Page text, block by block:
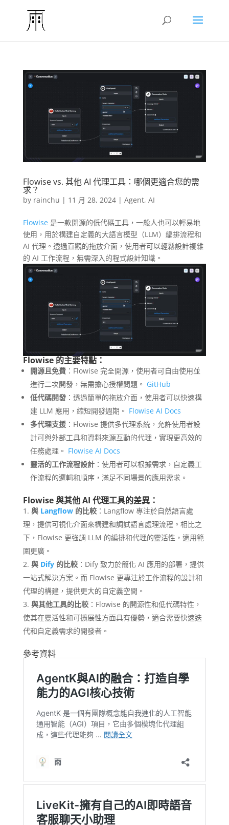
Flowise vs. 其他 AI 代理工具：哪個更適合您的需
求？
by rainchu | 11 月 28, 2024| Agent, AI
Flowise 是一款開源的低代碼工具，一般人也可以輕易地
使用，用於構建自定義的大語言模型（LLM）編排流程和
AI 代理。透過直觀的拖放介面，使用者可以輕鬆設計複雜
的 AI 工作流程，無需深入的程式設計知識。
Flowise 的主要特點：
開源且免費：Flowise 完全開源，使用者可自由使用並
進行二次開發，無需擔心授權問題。 GitHub
低代碼開發：透過簡單的拖放介面，使用者可以快速構
建 LLM 應用，縮短開發週期。 Flowise AI Docs
多代理支援：Flowise 提供多代理系統，允許使用者設
計可與外部工具和資料來源互動的代理，實現更高效的
任務處理。 Flowise AI Docs
靈活的工作流程設計：使用者可以根據需求，自定義工
作流程的邏輯和順序，滿足不同場景的應用需求。
Flowise 與其他 AI 代理工具的差異：
與 Langflow 的比較：Langflow 專注於自然語言處
理，提供可視化介面來構建和調試語言處理流程。相比之
下，Flowise 更強調 LLM 的編排和代理的靈活性，適用範
圍更廣。
與 Dify 的比較：Dify 致力於簡化 AI 應用的部署，提供
一站式解決方案。而 Flowise 更專注於工作流程的設計和
代理的構建，提供更大的自定義空間。
與其他工具的比較：Flowise 的開源性和低代碼特性，
使其在靈活性和可擴展性方面具有優勢，適合需要快速迭
代和自定義需求的開發者。
參考資料